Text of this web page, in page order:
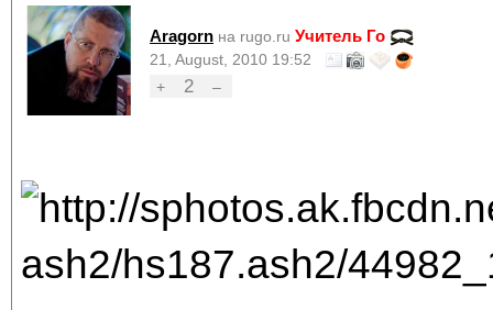
Aragorn на rugo.ru Учитель Го
21, August, 2010 19:52
+
2 –